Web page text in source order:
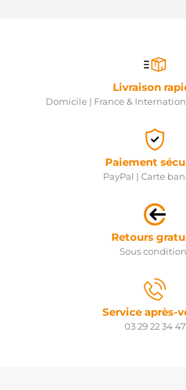
Livraison
Domicile | France &
Paiement
PayPal | Carte
Retours
Sous
Service après-
03 29 22 34 47